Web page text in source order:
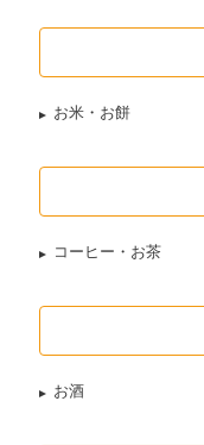
お米・お餅
コーヒー・お茶
お酒